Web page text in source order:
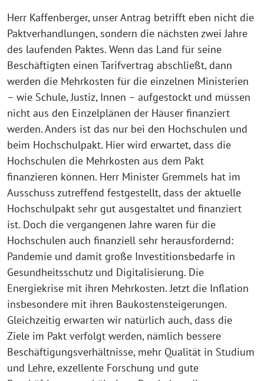
Herr Kaffenberger, unser Antrag betrifft eben nicht die
Paktverhandlungen, sondern die nächsten zwei Jahre
des laufenden Paktes. Wenn das Land für seine
Beschäftigten einen Tarifvertrag abschließt, dann
werden die Mehrkosten für die einzelnen Ministerien
– wie Schule, Justiz, Innen – aufgestockt und müssen
nicht aus den Einzelplänen der Häuser finanziert
werden. Anders ist das nur bei den Hochschulen und
beim Hochschulpakt. Hier wird erwartet, dass die
Hochschulen die Mehrkosten aus dem Pakt
finanzieren können. Herr Minister Gremmels hat im
Ausschuss zutreffend festgestellt, dass der aktuelle
Hochschulpakt sehr gut ausgestaltet und finanziert
ist. Doch die vergangenen Jahre waren für die
Hochschulen auch finanziell sehr herausfordernd:
Pandemie und damit große Investitionsbedarfe in
Gesundheitsschutz und Digitalisierung. Die
Energiekrise mit ihren Mehrkosten. Jetzt die Inflation
insbesondere mit ihren Baukostensteigerungen.
Gleichzeitig erwarten wir natürlich auch, dass die
Ziele im Pakt verfolgt werden, nämlich bessere
Beschäftigungsverhältnisse, mehr Qualität in Studium
und Lehre, exzellente Forschung und gute